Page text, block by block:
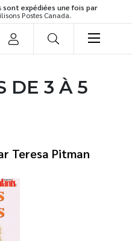
sont expédiées une fois par
Postes Canada.
DE 3 À 5
Teresa Pitman